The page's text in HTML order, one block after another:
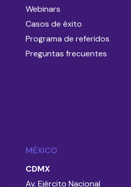
Webinars
Casos de éxito
Programa de referidos
Preguntas frecuentes
MÉXICO
CDMX
Av. Ejército Nacional